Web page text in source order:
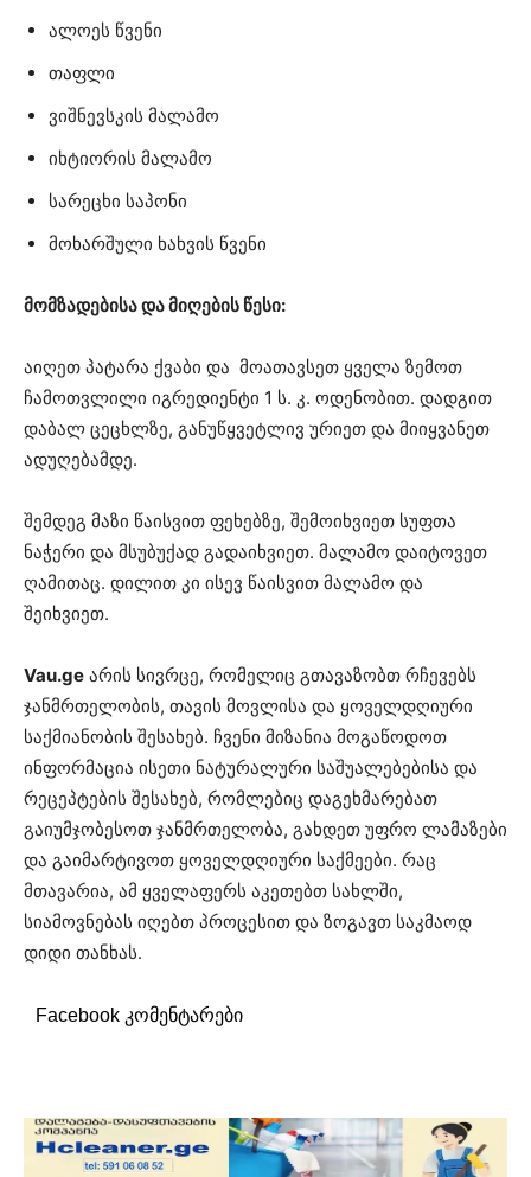
ალოეს წვენი
თაფლი
ვიშნევსკის მალამო
იხტიორის მალამო
სარეცხი საპონი
მოხარშული ხახვის წვენი
მომზადებისა და მიღების წესი:
აიღეთ პატარა ქვაბი და მოათავსეთ ყველა ზემოთ
ჩამოთვლილი იგრედიენტი 1 ს. კ. ოდენობით. დადგით
დაბალ ცეცხლზე, განუწყვეტლივ ურიეთ და მიიყვანეთ
ადუღებამდე.
შემდეგ მაზი წაისვით ფეხებზე, შემოიხვიეთ სუფთა
ნაჭერი და მსუბუქად გადაიხვიეთ. მალამო დაიტოვეთ
ღამითაც. დილით კი ისევ წაისვით მალამო და
შეიხვიეთ.
Vau.ge არის სივრცე, რომელიც გთავაზობთ რჩევებს
ჯანმრთელობის, თავის მოვლისა და ყოველდღიური
საქმიანობის შესახებ. ჩვენი მიზანია მოგაწოდოთ
ინფორმაცია ისეთი ნატურალური საშუალებებისა და
რეცეპტების შესახებ, რომლებიც დაგეხმარებათ
გაიუმჯობესოთ ჯანმრთელობა, გახდეთ უფრო ლამაზები
და გაიმარტივოთ ყოველდღიური საქმეები. რაც
მთავარია, ამ ყველაფერს აკეთებთ სახლში,
სიამოვნებას იღებთ პროცესით და ზოგავთ საკმაოდ
დიდი თანხას.
Facebook კომენტარები